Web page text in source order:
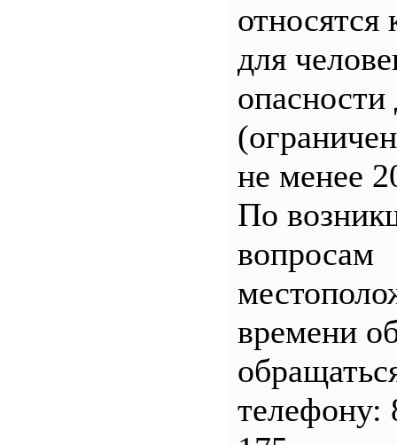
относятся
для
опасности
не менее
По
вопросам
времени
телефону: